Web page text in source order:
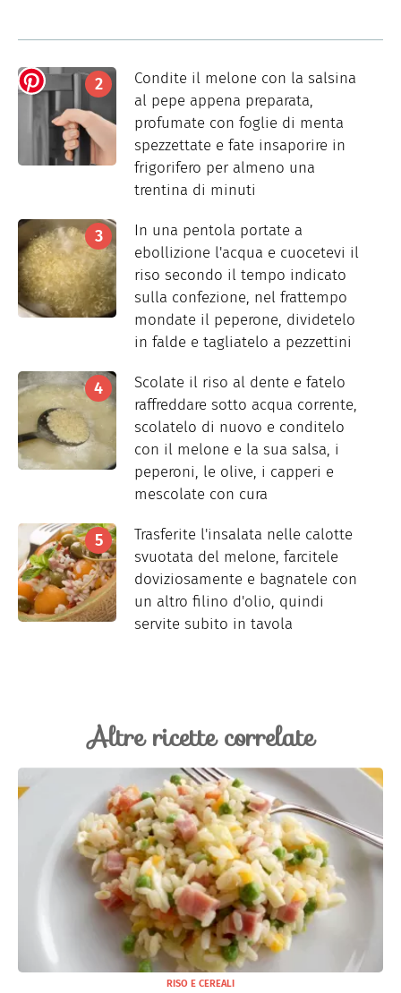
Condite il melone con la salsina
al pepe appena preparata,
profumate con foglie di menta
spezzettate e fate insaporire in
frigorifero per almeno una
trentina di minuti
In una pentola portate a
ebollizione l'acqua e cuocetevi il
riso secondo il tempo indicato
sulla confezione, nel frattempo
mondate il peperone, dividetelo
in falde e tagliatelo a pezzettini
Scolate il riso al dente e fatelo
raffreddare sotto acqua corrente,
scolatelo di nuovo e conditelo
con il melone e la sua salsa, i
peperoni, le olive, i capperi e
mescolate con cura
Trasferite l'insalata nelle calotte
svuotata del melone, farcitele
doviziosamente e bagnatele con
un altro filino d'olio, quindi
servite subito in tavola
Altre ricette correlate
RISO E CEREALI